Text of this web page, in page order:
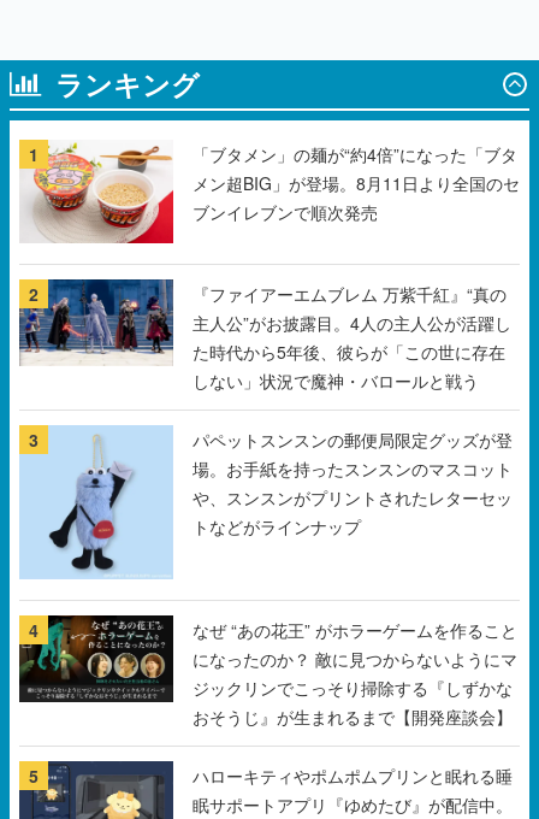
ランキング
1
「ブタメン」の麺が“約4倍”になった「ブタ
メン超BIG」が登場。8月11日より全国のセ
ブンイレブンで順次発売
2
『ファイアーエムブレム 万紫千紅』“真の
主人公”がお披露目。4人の主人公が活躍し
た時代から5年後、彼らが「この世に存在
しない」状況で魔神・バロールと戦う
3
パペットスンスンの郵便局限定グッズが登
場。お手紙を持ったスンスンのマスコット
や、スンスンがプリントされたレターセッ
トなどがラインナップ
4
なぜ “あの花王” がホラーゲームを作ること
になったのか？ 敵に見つからないようにマ
ジックリンでこっそり掃除する『しずかな
おそうじ』が生まれるまで【開発座談会】
5
ハローキティやポムポムプリンと眠れる睡
眠サポートアプリ『ゆめたび』が配信中。